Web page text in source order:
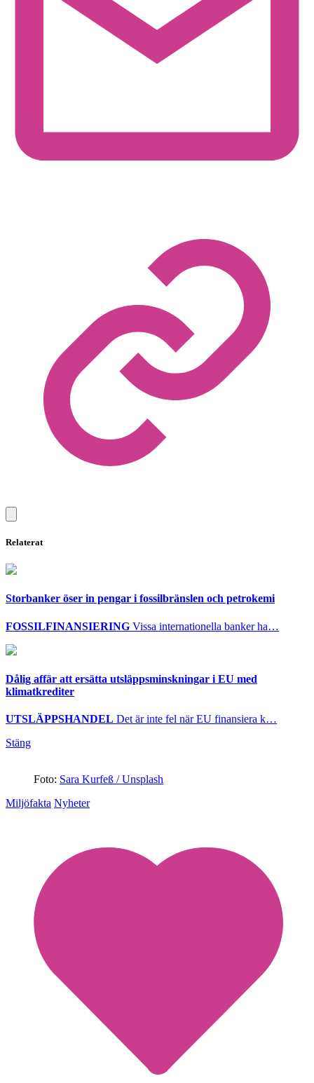
Relaterat
Storbanker öser in pengar i fossilbränslen och petrokemi
FOSSILFINANSIERING Vissa internationella banker ha…
Dålig affär att ersätta utsläppsminskningar i EU med
klimatkrediter
UTSLÄPPSHANDEL Det är inte fel när EU finansiera k…
Stäng
Foto: Sara Kurfeß / Unsplash
Miljöfakta Nyheter